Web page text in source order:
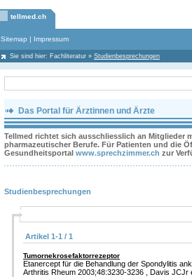
tellmed.ch
Sitemap | Impressum
Sie sind hier: Fachliteratur » Studienbesprechungen
Das Portal für Ärztinnen und Ärzte
Tellmed richtet sich ausschliesslich an Mitglieder
pharmazeutischer Berufe. Für Patienten und die
Gesundheitsportal www.sprechzimmer.ch zur
Studienbesprechungen
Artikel 1-1 / 1
Tumornekrosefaktorrezeptor
Etanercept für die Behandlung der Spondylitis
Arthritis Rheum 2003;48:3230-3236 , Davis JCJr